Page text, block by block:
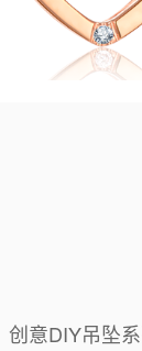
创意DIY吊坠